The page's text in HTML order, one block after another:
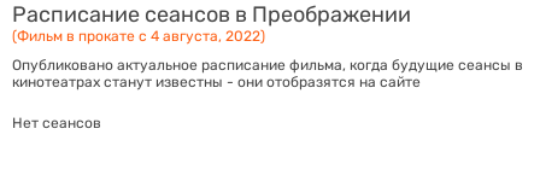
Расписание сеансов в Преображении
(Фильм в прокате с 4 августа, 2022)
Опубликовано актуальное расписание фильма, когда будущие сеансы в
кинотеатрах станут известны - они отобразятся на сайте
Нет сеансов